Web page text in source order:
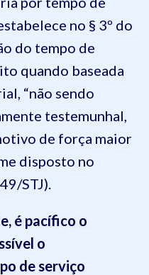
no § 3º do
do tempo de
quando baseada
“não sendo
testemunhal,
de força maior
disposto no
STJ).
é pacífico o
o
de serviço